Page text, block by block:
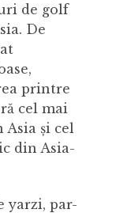
de golf
De
printre
cel mai
și cel
din Asia-
yarzi, par-